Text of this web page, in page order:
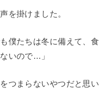
を掛けました。
僕たちは冬に備えて、食
いので…」
つまらないやつだと思い